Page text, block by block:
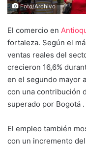
Foto/Archivo
El comercio en
fortaleza. Según el
ventas reales del
crecieron 16,6%
en el segundo mayor
con una contribución
superado por Bogotá .
El empleo también
con un incremento